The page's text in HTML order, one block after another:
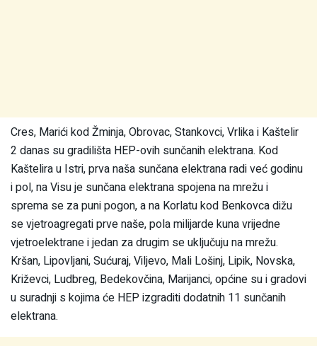
Cres, Marići kod Žminja, Obrovac, Stankovci, Vrlika i Kaštelir
2 danas su gradilišta HEP-ovih sunčanih elektrana. Kod
Kaštelira u Istri, prva naša sunčana elektrana radi već godinu
i pol, na Visu je sunčana elektrana spojena na mrežu i
sprema se za puni pogon, a na Korlatu kod Benkovca dižu
se vjetroagregati prve naše, pola milijarde kuna vrijedne
vjetroelektrane i jedan za drugim se uključuju na mrežu.
Kršan, Lipovljani, Sućuraj, Viljevo, Mali Lošinj, Lipik, Novska,
Križevci, Ludbreg, Bedekovčina, Marijanci, općine su i gradovi
u suradnji s kojima će HEP izgraditi dodatnih 11 sunčanih
elektrana.